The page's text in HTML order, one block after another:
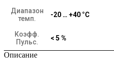
Диапазон
темп.
-20 … +40 °C
Коэфф.
Пульс.
< 5 %
Описание